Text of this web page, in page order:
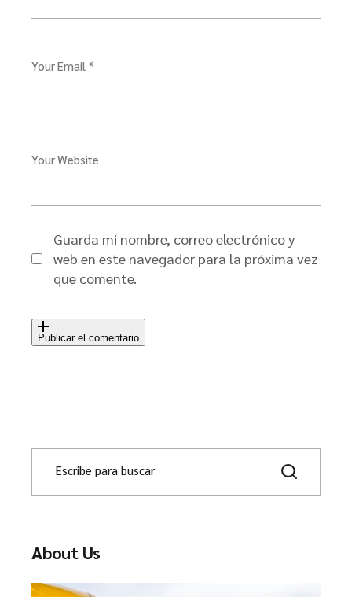
Your Email *
Your Website
Guarda mi nombre, correo electrónico y
web en este navegador para la próxima vez
que comente.
Publicar el comentario
About Us